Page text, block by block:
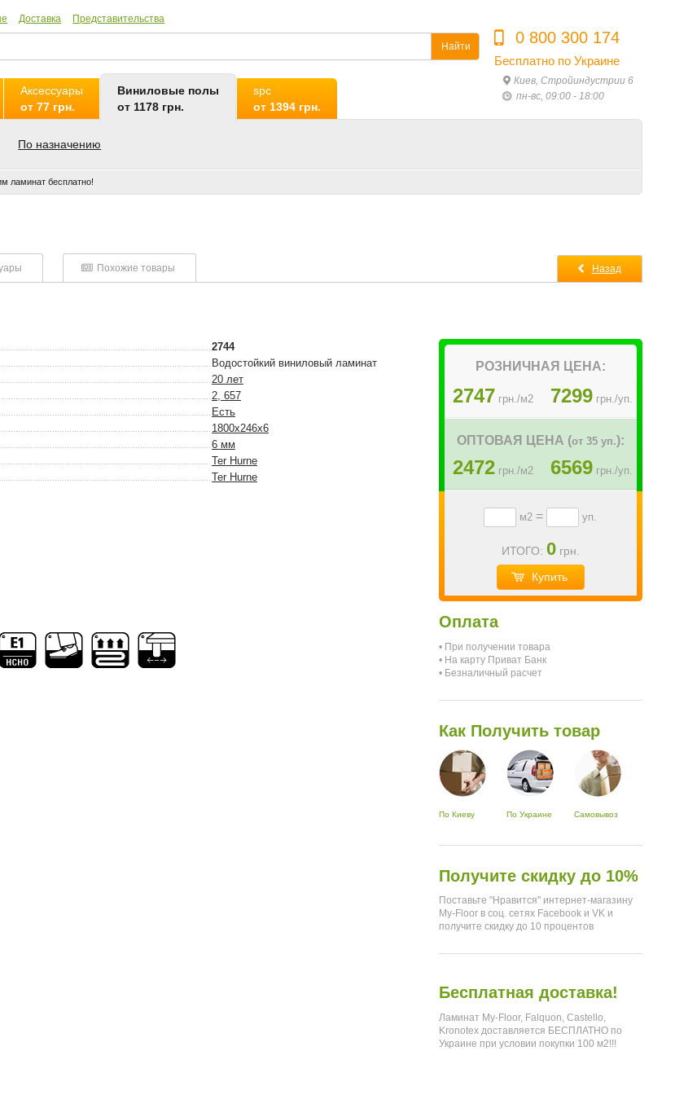
Доставка Представительства
Найти 0 800 300 174
Бесплатно по Украине
Киев, Стройиндустрии 6
пн-вс, 09:00 - 18:00
Аксессуары
от 77 грн.
Виниловые полы
от 1178 грн.
spc
от 1394 грн.
По назначению
ламинат бесплатно!
Похожие товары Назад
2744
Водостойкий виниловый ламинат
20 лет
2, 657
Есть
1800x246x6
6 мм
Ter Hurne
Ter Hurne
РОЗНИЧНАЯ ЦЕНА:
2747 грн./м2 7299грн./уп.
ОПТОВАЯ ЦЕНА (от 35 уп.):
2472грн./м2 6569грн./уп.
м2 = уп.
ИТОГО: 0грн.
Купить
Оплата
• При получении товара
• На карту Приват Банк
• Безналичный расчет
Как Получить товар
По Киеву По Украине Самовывоз
Получите скидку до 10%
Поставьте "Нравится" интернет-магазину
My-Floor в соц. сетях Facebook и VK и
получите скидку до 10 процентов
Бесплатная доставка!
Ламинат My-Floor, Falquon, Castello,
Kronotex доставляется БЕСПЛАТНО по
Украине при условии покупки 100 м2!!!